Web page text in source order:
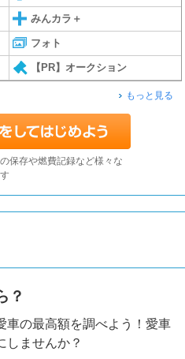
みんカラ＋
フォト
【PR】オークション
もっと見る
保存や燃費記録など様々な
？
車の最高額を調べよう！愛車
しませんか？